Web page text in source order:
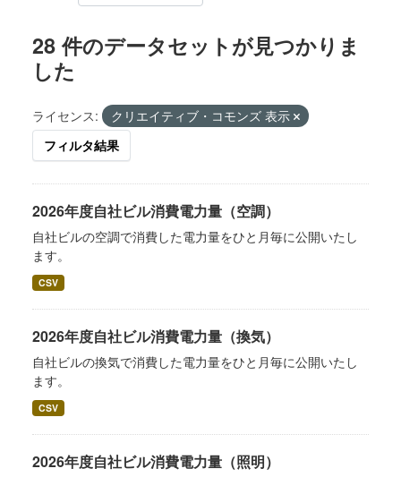
28 件のデータセットが見つかりま
した
ライセンス:
クリエイティブ・コモンズ 表示
フィルタ結果
2026年度自社ビル消費電力量（空調）
自社ビルの空調で消費した電力量をひと月毎に公開いたし
ます。
CSV
2026年度自社ビル消費電力量（換気）
自社ビルの換気で消費した電力量をひと月毎に公開いたし
ます。
CSV
2026年度自社ビル消費電力量（照明）